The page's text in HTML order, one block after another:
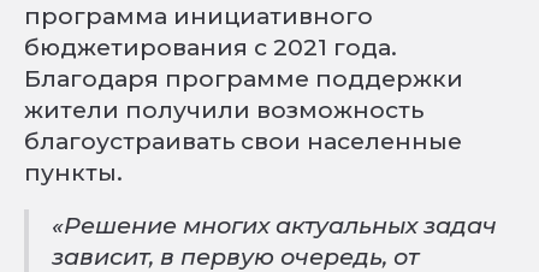
программа инициативного
бюджетирования с 2021 года.
Благодаря программе поддержки
жители получили возможность
благоустраивать свои населенные
пункты.
«Решение многих актуальных задач
зависит, в первую очередь, от